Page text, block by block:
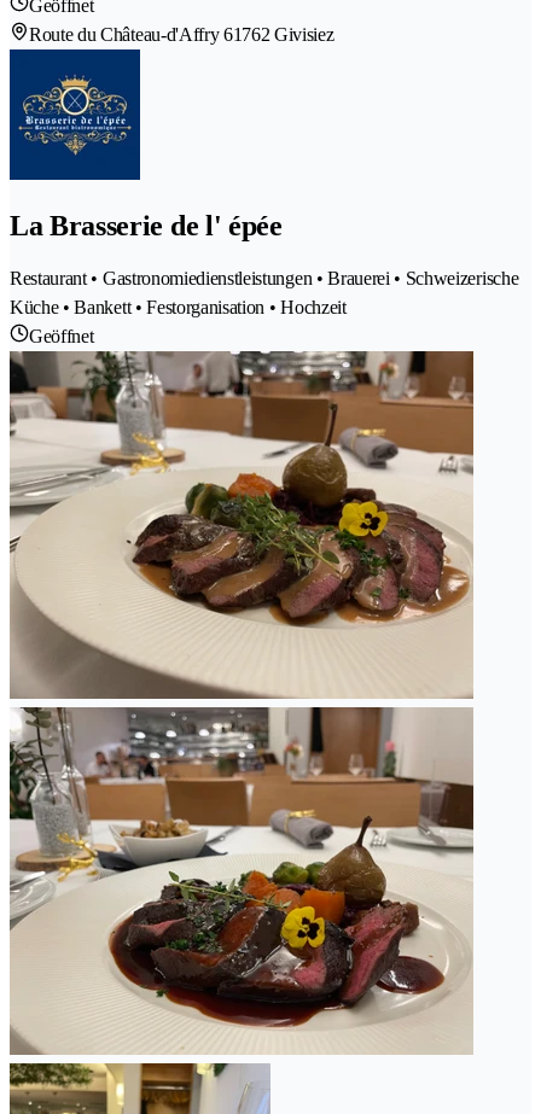
Geöffnet
Route du Château-d'Affry 61762 Givisiez
La Brasserie de l' épée
Restaurant • Gastronomiedienstleistungen • Brauerei • Schweizerische
Küche • Bankett • Festorganisation • Hochzeit
Geöffnet